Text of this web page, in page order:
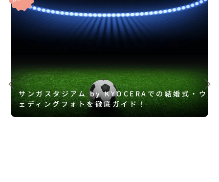
サンガスタジアム by KYOCERAでの結婚式・ウ
ェディングフォトを徹底ガイド！